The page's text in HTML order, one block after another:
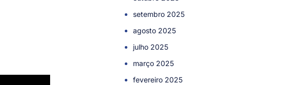
setembro 2025
agosto 2025
julho 2025
março 2025
fevereiro 2025